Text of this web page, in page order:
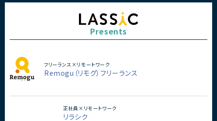
Presents
フリーランス×リモートワーク
Remogu（リモグ）フリーランス
正社員×リモートワーク
リラシク